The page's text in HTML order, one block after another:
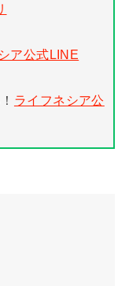
ア公式LINE
ライフネシア公